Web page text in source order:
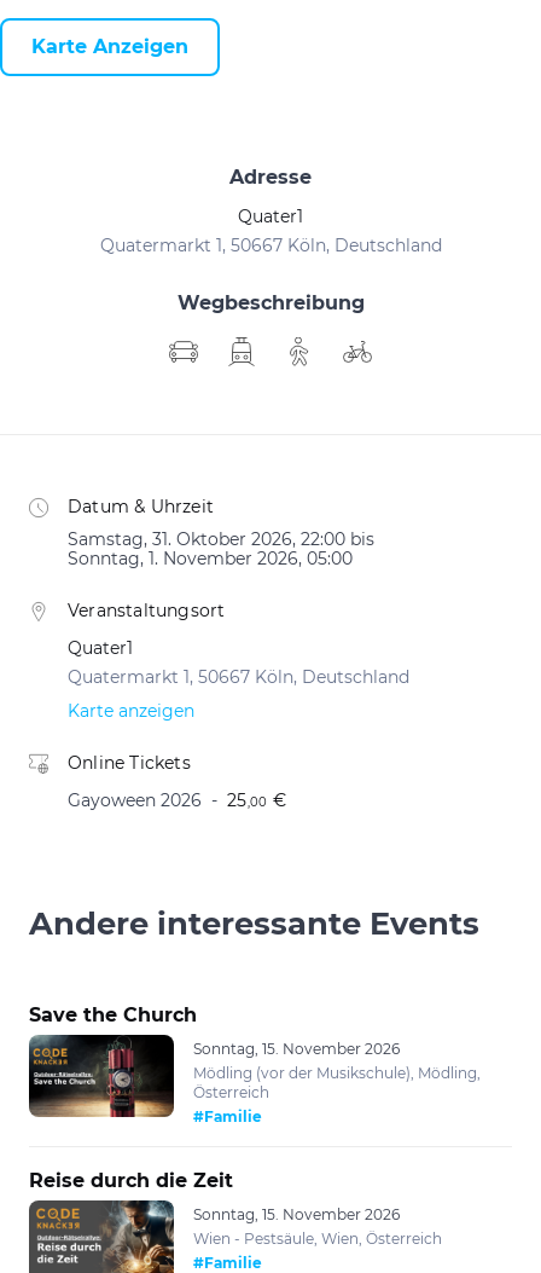
Karte Anzeigen
Adresse
Quater1
Quatermarkt 1, 50667 Köln, Deutschland
Wegbeschreibung
Datum & Uhrzeit
Samstag, 31. Oktober 2026, 22:00 bis
Sonntag, 1. November 2026, 05:00
Veranstaltungsort
Quater1
Quatermarkt 1, 50667 Köln, Deutschland
Karte anzeigen
Online Tickets
Gayoween 2026
25,00 €
Andere interessante Events
Save the Church
Sonntag, 15. November 2026
Mödling (vor der Musikschule), Mödling,
Österreich
#Familie
Reise durch die Zeit
Sonntag, 15. November 2026
Wien - Pestsäule, Wien, Österreich
#Familie